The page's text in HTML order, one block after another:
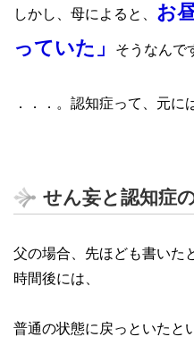
しかし、母によると、 お
っていた」
そうなんで
．．．。認知症って、元に
せん妄と認知症
父の場合、先ほども書いた
時間後には、
普通の状態に戻っといたと